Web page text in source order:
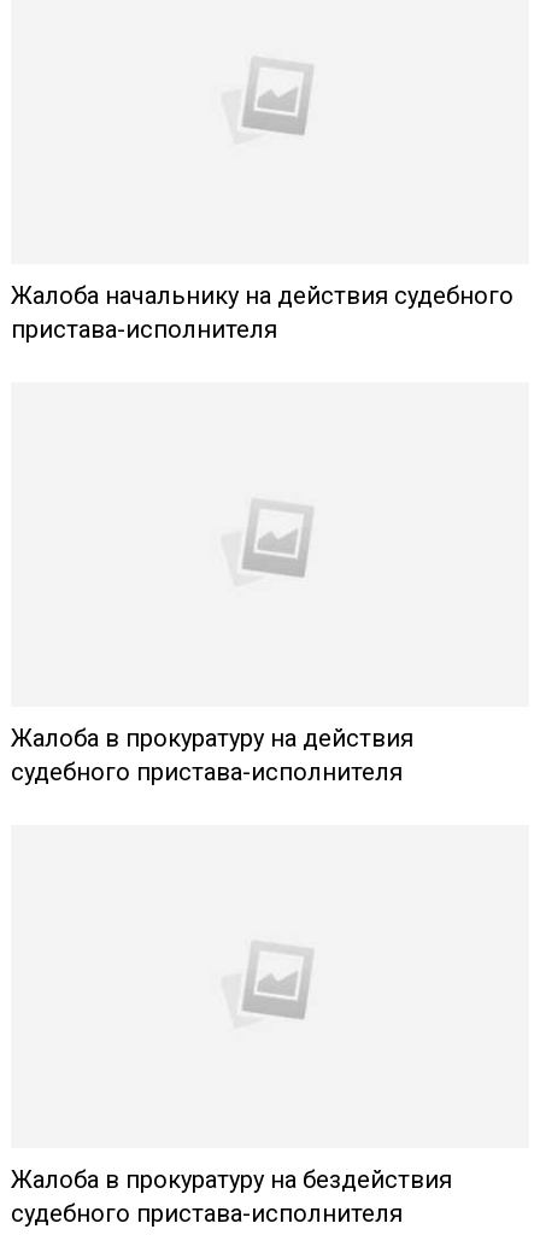
Жалоба начальнику на действия судебного
пристава-исполнителя
Жалоба в прокуратуру на действия
судебного пристава-исполнителя
Жалоба в прокуратуру на бездействия
судебного пристава-исполнителя